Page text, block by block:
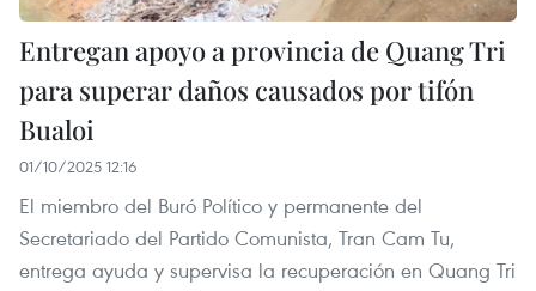
Entregan apoyo a provincia de Quang Tri
para superar daños causados por tifón
Bualoi
01/10/2025 12:16
El miembro del Buró Político y permanente del
Secretariado del Partido Comunista, Tran Cam Tu,
entrega ayuda y supervisa la recuperación en Quang Tri